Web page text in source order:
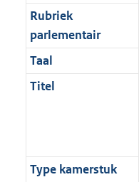
Rubriek
parlementair
Taal
Titel
Type kamerstuk